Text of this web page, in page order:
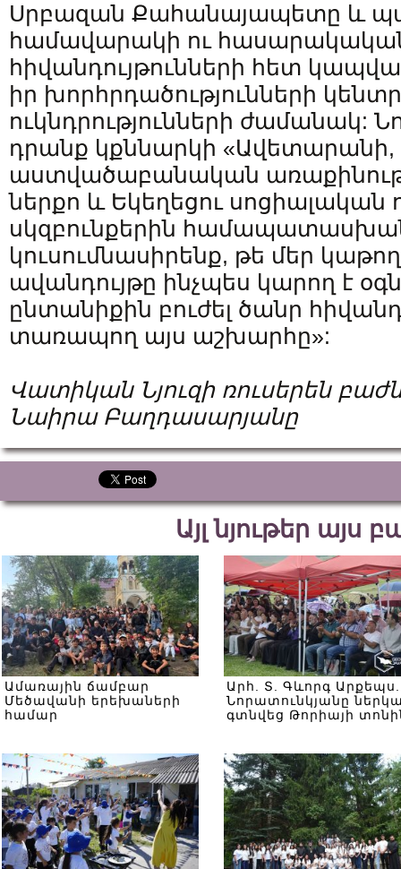
Սրբազան Քահանայապետը և
համավարակի ու
հիվանդույթունների հետ
իր խորհրդածությունների
ուկնդրությունների ժամանակ:
դրանք կքննարկի «Ավետարանի,
աստվածաբանական
ներքո և Եկեղեցու սոցիալական
սկզբունքերին
կուսումնասիրենք, թե մեր
ավանդույթը ինչպես կարող է
ընտանիքին բուժել ծանր
տառապող այս աշխարհը»:
Վատիկան Նյուզի ռուսերեն
Նաիրա Բաղդասարյանը
Այլ նյութեր այս
Ամառային ճամբար
Մեծավանի երեխաների
համար
Արհ. Տ. Գևորգ Արքեպս.
Նորատունկյանը
գտնվեց Թորիայի